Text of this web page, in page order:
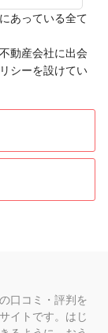
あっている全て
動産会社に出会
シーを設けてい
口コミ・評判を
イトです。はじ